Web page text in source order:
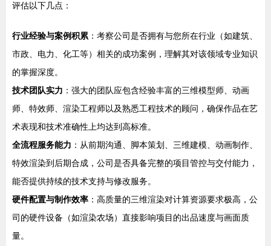
评估以下几点：
行业经验与案例积累 ：考察公司是否拥有与您所在行业（如建筑、
市政、电力、化工等）相关的成功案例，理解其对该领域专业知识
的掌握深度。
技术团队实力 ：强大的团队应包含经验丰富的三维模型师、动画
师、特效师、渲染工程师以及熟悉工程技术的顾问，确保作品在艺
术表现和技术准确性上均达到高标准。
全流程服务能力 ：从前期沟通、脚本策划、三维建模、动画制作、
特效渲染到后期合成，公司是否具备完整的项目管控与交付能力，
能否提供持续的技术支持与修改服务。
硬件配置与制作效率 ：高质量的三维渲染对计算资源要求极高，公
司的硬件设备（如渲染农场）直接影响项目的出品速度与画面质
量。